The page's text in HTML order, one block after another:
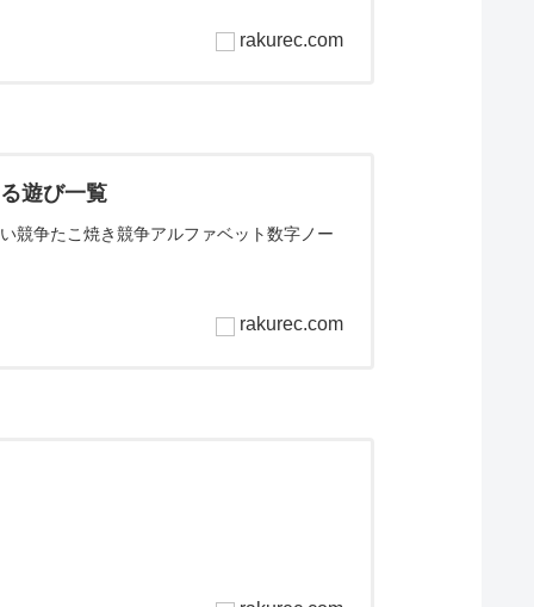
rakurec.com
遊び一覧
競争たこ焼き競争アルファベット数字ノー
rakurec.com